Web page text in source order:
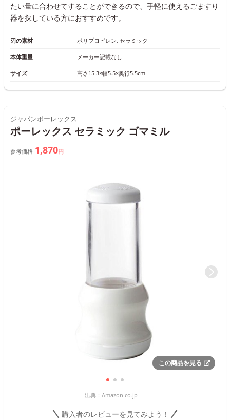
たい量に合わせてすることができるので、手軽に使えるごますり
器を探している方におすすめです。
刃の素材 ポリプロピレン, セラミック
本体重量 メーカー記載なし
サイズ 高さ15.3×幅5.5×奥行5.5cm
ジャパンポーレックス
ポーレックス セラミック ゴマミル
参考価格 1,870円
この商品を見る
出典： Amazon.co.jp
購入者のレビューを見てみよう！